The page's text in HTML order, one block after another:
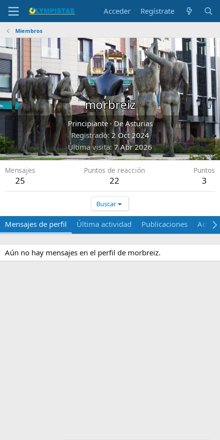
Acceder Regístrate
Miembros
morbreiz
Principiante · De Asturias
Registrado 2 Oct 2024
Última visita 7 Abr 2026
Mensajes
25
Puntos de reacción
22
Puntos
3
Buscar
Mensajes de perfil Última actividad Publicaciones Acerca
Aún no hay mensajes en el perfil de morbreiz.